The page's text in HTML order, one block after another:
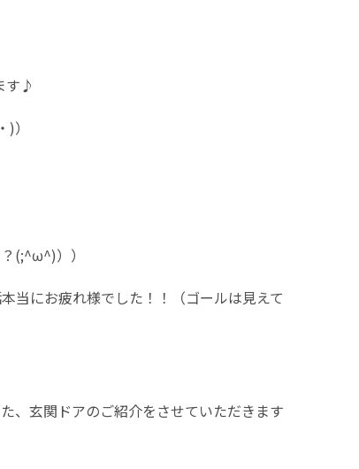
す♪
）
(;^ω^)））
当にお疲れ様でした！！（ゴールは見えて
、玄関ドアのご紹介をさせていただきます